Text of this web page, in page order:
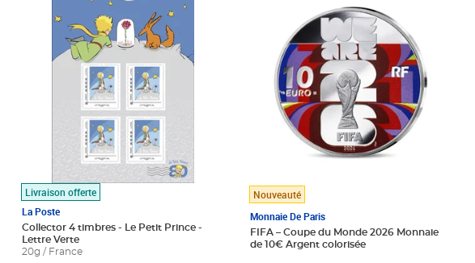
Livraison offerte
La Poste
Collector 4 timbres - Le Petit Prince -
Lettre Verte
20g / France
Nouveauté
Monnaie De Paris
FIFA – Coupe du Monde 2026 Monnaie
de 10€ Argent colorisée